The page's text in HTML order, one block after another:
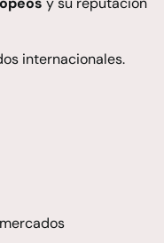
internacionales.